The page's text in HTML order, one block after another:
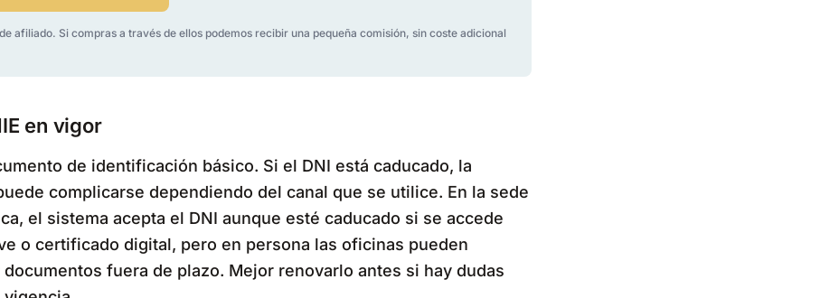
afiliado. Si compras a través de ellos podemos recibir una pequeña comisión, sin coste adicional
en vigor
de identificación básico. Si el DNI está caducado, la
complicarse dependiendo del canal que se utilice. En la sede
el sistema acepta el DNI aunque esté caducado si se accede
o certificado digital, pero en persona las oficinas pueden
documentos fuera de plazo. Mejor renovarlo antes si hay dudas